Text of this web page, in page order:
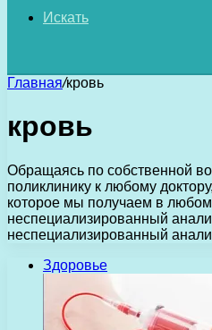
Искать
Главная/кровь
кровь
Обращаясь по собственной
поликлинику к любому
которое мы получаем в любом
неспециализированный
неспециализированный
Здоровье